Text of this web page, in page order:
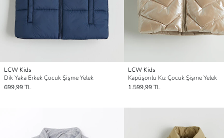
LCW Kids
Dik Yaka Erkek Çocuk Şişme Yelek
699,99 TL
LCW Kids
Kapüşonlu Kız Çocuk Şişme Yelek
1.599,99 TL